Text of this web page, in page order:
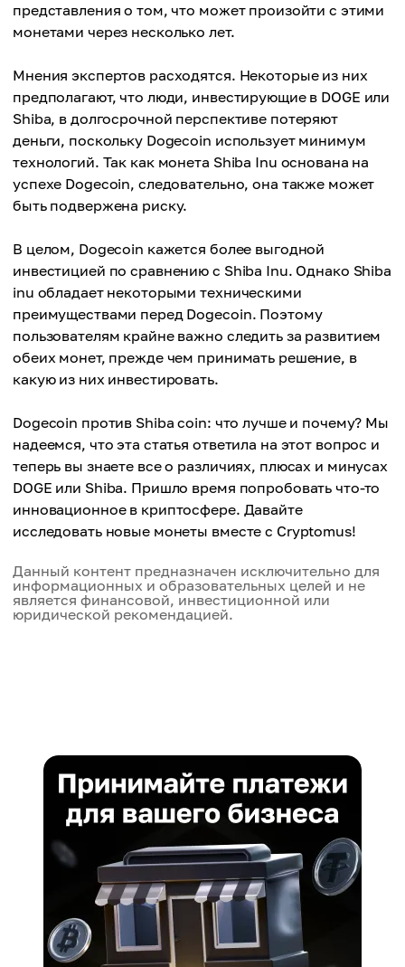
представления о том, что может произойти с этими
монетами через несколько лет.
Мнения экспертов расходятся. Некоторые из них
предполагают, что люди, инвестирующие в DOGE или
Shiba, в долгосрочной перспективе потеряют
деньги, поскольку Dogecoin использует минимум
технологий. Так как монета Shiba Inu основана на
успехе Dogecoin, следовательно, она также может
быть подвержена риску.
В целом, Dogecoin кажется более выгодной
инвестицией по сравнению с Shiba Inu. Однако Shiba
inu обладает некоторыми техническими
преимуществами перед Dogecoin. Поэтому
пользователям крайне важно следить за развитием
обеих монет, прежде чем принимать решение, в
какую из них инвестировать.
Dogecoin против Shiba coin: что лучше и почему? Мы
надеемся, что эта статья ответила на этот вопрос и
теперь вы знаете все о различиях, плюсах и минусах
DOGE или Shiba. Пришло время попробовать что-то
инновационное в криптосфере. Давайте
исследовать новые монеты вместе с Cryptomus!
Данный контент предназначен исключительно для
информационных и образовательных целей и не
является финансовой, инвестиционной или
юридической рекомендацией.